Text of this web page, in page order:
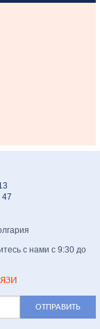
47
с нами с 9:30 до